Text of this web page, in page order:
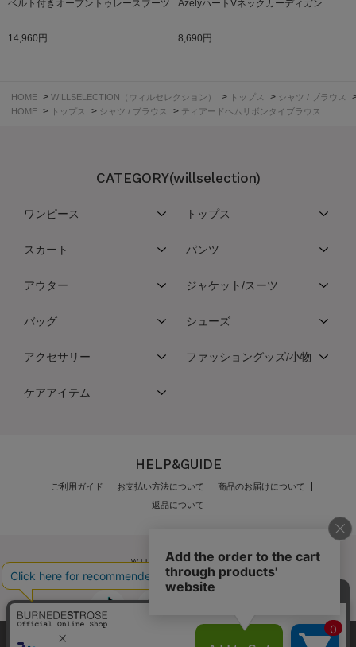
ベルト付きオープントゥレースブーツ
14,960円
AzelyハートVネックカーディガン
8,690円
HOME > WILLSELECTION（ウィルセレクション） > トップス > シャツ / ブラウス
HOME > トップス > シャツ / ブラウス > ティアードヘムリボンタイブラウス
CATEGORY(willselection)
ワンピース トップス
スカート パンツ
アウター ジャケット/スーツ
バッグ シューズ
アクセサリー ファッショングッズ/小物
ケアアイテム
HELP&GUIDE
ご利用ガイド お支払い方法について
商品のお届けについて
返品について
メンバーズ規約
弊社はCookieを利用し、Webの利便性向上に努め